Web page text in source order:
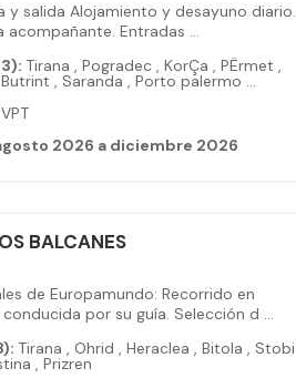
y salida Alojamiento y desayuno diario.
acompañante. Entradas ...
Tirana , Pogradec , KorÇa , PËrmet ,
Butrint , Saranda , Porto palermo ...
VPT
2026 a diciembre 2026
BALCANES
de Europamundo: Recorrido en
por su guía. Selección d ...
Tirana , Ohrid , Heraclea , Bitola , Stobi
, Prizren